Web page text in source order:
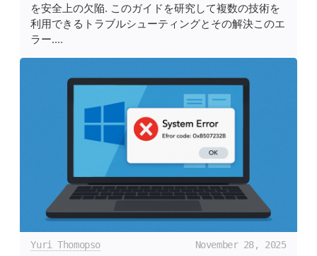
を安全上の欠陥. このガイドを研究して複数の技術を
利用できるトラブルシューティングとその解決このエ
ラー....
Yuri Thomopso November 28, 2025